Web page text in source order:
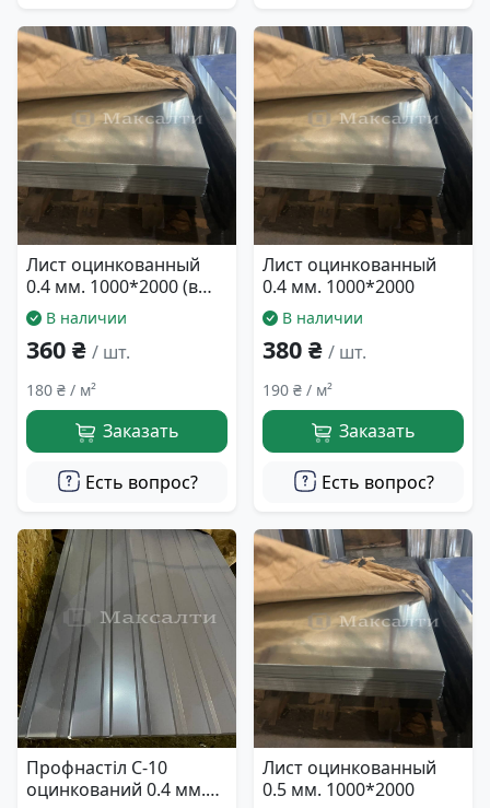
Лист оцинкованный
0.4 мм. 1000*2000 (в
масле)В наличии
360 ₴ / шт.
180 ₴ / м²
Заказать
Есть вопрос?
Лист оцинкованный
0.4 мм. 1000*2000
В наличии
380 ₴ / шт.
190 ₴ / м²
Заказать
Есть вопрос?
Профнастіл С-10
оцинкований 0.4 мм.
Лист оцинкованный
0.5 мм. 1000*2000